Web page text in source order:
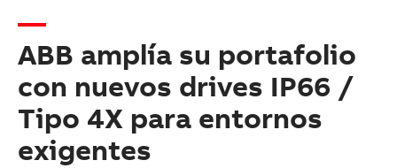
ABB amplía su portafolio
con nuevos drives IP66 /
Tipo 4X para entornos
exigentes